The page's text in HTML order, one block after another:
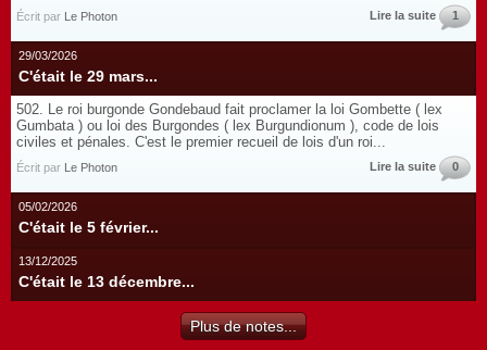
Écrit par Le Photon Lire la suite 1
29/03/2026
C'était le 29 mars...
502. Le roi burgonde Gondebaud fait proclamer la loi Gombette ( lex
Gumbata ) ou loi des Burgondes ( lex Burgundionum ), code de lois
civiles et pénales. C'est le premier recueil de lois d'un roi...
Écrit par Le Photon Lire la suite 0
05/02/2026
C'était le 5 février...
13/12/2025
C'était le 13 décembre...
Plus de notes...